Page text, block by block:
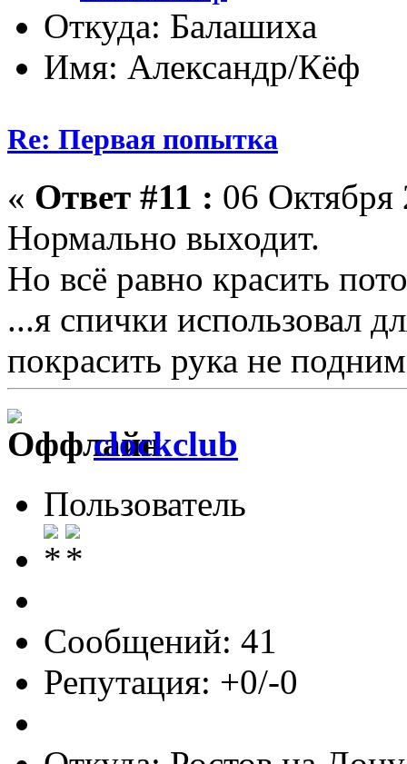
Откуда: Балашиха
Имя: Александр/Кёф
Re: Первая попытка
« Ответ #11 : 06 Октября
Нормально выходит.
Но всё равно красить
...я спички использовал
покрасить рука не
clockclub
Пользователь
Сообщений: 41
Репутация: +0/-0